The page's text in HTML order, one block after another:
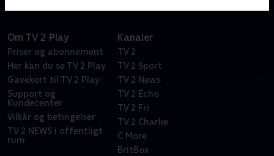
Om TV 2 Play
Priser og abonnement
Her kan du se TV 2 Play
Gavekort til TV 2 Play
Support og
Kundecenter
Vilkår og betingelser
TV 2 NEWS i offentligt
rum
Kanaler
TV 2
TV 2 Sport
TV 2 News
TV 2 Echo
TV 2 Fri
TV 2 Charlie
C More
BritBox